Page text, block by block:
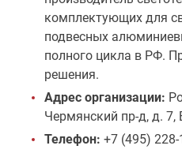
комплектующих для
подвесных
полного цикла в РФ.
решения.
Адрес организации:
Чермянский пр-д, д.
Телефон: +7 (495) 228-